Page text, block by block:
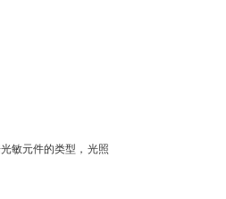
敏元件的类型，光照